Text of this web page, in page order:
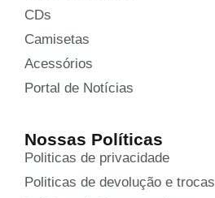
CDs
Camisetas
Acessórios
Portal de Notícias
Nossas Políticas
Politicas de privacidade
Politicas de devolução e trocas